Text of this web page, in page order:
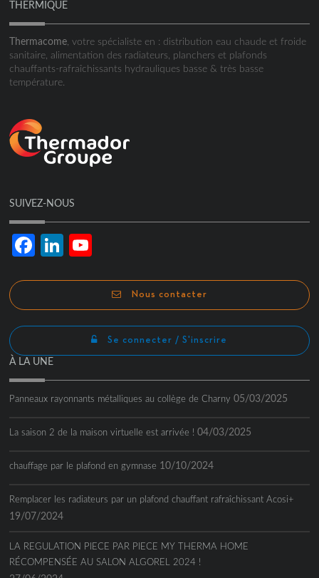
THERMIQUE
Thermacome, votre spécialiste en : distribution eau chaude et froide
sanitaire, alimentation des radiateurs, planchers et plafonds
chauffants-rafraîchissants hydrauliques basse & très basse
température.
SUIVEZ-NOUS
FacebookLinkedIn
Nous contacter
Se connecter / S'inscrire
À LA UNE
Panneaux rayonnants métalliques au collège de Charny 05/03/2025
La saison 2 de la maison virtuelle est arrivée ! 04/03/2025
chauffage par le plafond en gymnase 10/10/2024
Remplacer les radiateurs par un plafond chauffant rafraîchissant Acosi+
19/07/2024
LA REGULATION PIECE PAR PIECE MY THERMA HOME
RÉCOMPENSÉE AU SALON ALGOREL 2024 !